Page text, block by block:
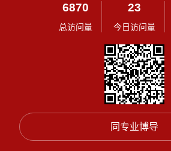
6870
总访问量
23
今日访问量
同专业博导